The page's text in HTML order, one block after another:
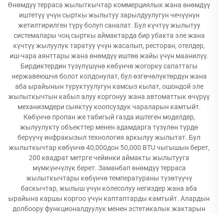
Өнөмдүү терраса жылыткычтар коммерциялык жана өнөмдүү
иштетүү үчүн сырткы жылытуу зарылдуулугун чечүүнүн
жетилтирилген түрү болуп саналат. Бул күчтүү жылытуу
системалары чоң сырткы аймактарда бир убакта эле жана
күчтүү жылуулук таратуу үчүн жасалып, ресторан, отелдер,
иш-чара аянттары жана өнөмдүү иштөө жайы үчүн маанилүү.
Бирдиктердин түзүлүшүнө көбүнчө жогорку сапаттагы
нержавеюшчя болот колдонулат, бул өзгөчөлүктөрдүн жана
аба ырайынын туруктуулугун камсыз кылат, ошондой эле
жылыткычтын кабыл алуу коргонуу жана автоматтык өчүрүү
механизмдери сыяктуу коопсуздук чараларын камтыйт.
Көбүнчө пропан же табигый газда иштеген моделдер,
жылуулукту объекттер менен адамдарга түзүлөн түрдө
берүүчү инфракызыл технология аркылуу жылытат. Бул
жылыткычтар көбүнчө 40,000дон 50,000 BTU чыгышын берет,
200 квадрат метрге чейинки аймакты жылытууга
мүмкүнчүлүк берет. Заманбап өнөмдүү терраса
жылыткычтары көбүнчө температураны түзөтүүчү
баскычтар, жылыш үчүн колесолуу негиздер жана аба
ырайына каршы коргоо үчүн каптаптарды камтыйт. Алардын
долбоору функционалдуулук менен эстетикалык жактарын